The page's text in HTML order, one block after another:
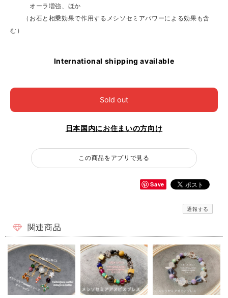
オーラ増強、ほか
（お石と相乗効果で作用するメシソセミアパワーによる効果も含
む）
International shipping available
Sold out
日本国内にお住まいの方向け
この商品をアプリで見る
Save
通報する
関連商品